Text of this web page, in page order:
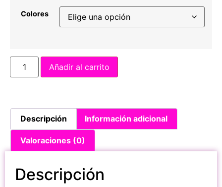
Colores
Añadir al carrito
Descripción Información adicional
Valoraciones (0)
Descripción